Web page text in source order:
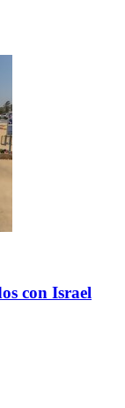
con Israel